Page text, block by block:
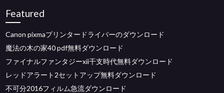
Featured
Canon pixmaプリンタードライバーのダウンロード
魔法の木の家40 pdf無料ダウンロード
ファイナルファンタジーxii干支時代無料ダウンロード
レッドアラート2セットアップ無料ダウンロード
不可分2016フィルム急流ダウンロード